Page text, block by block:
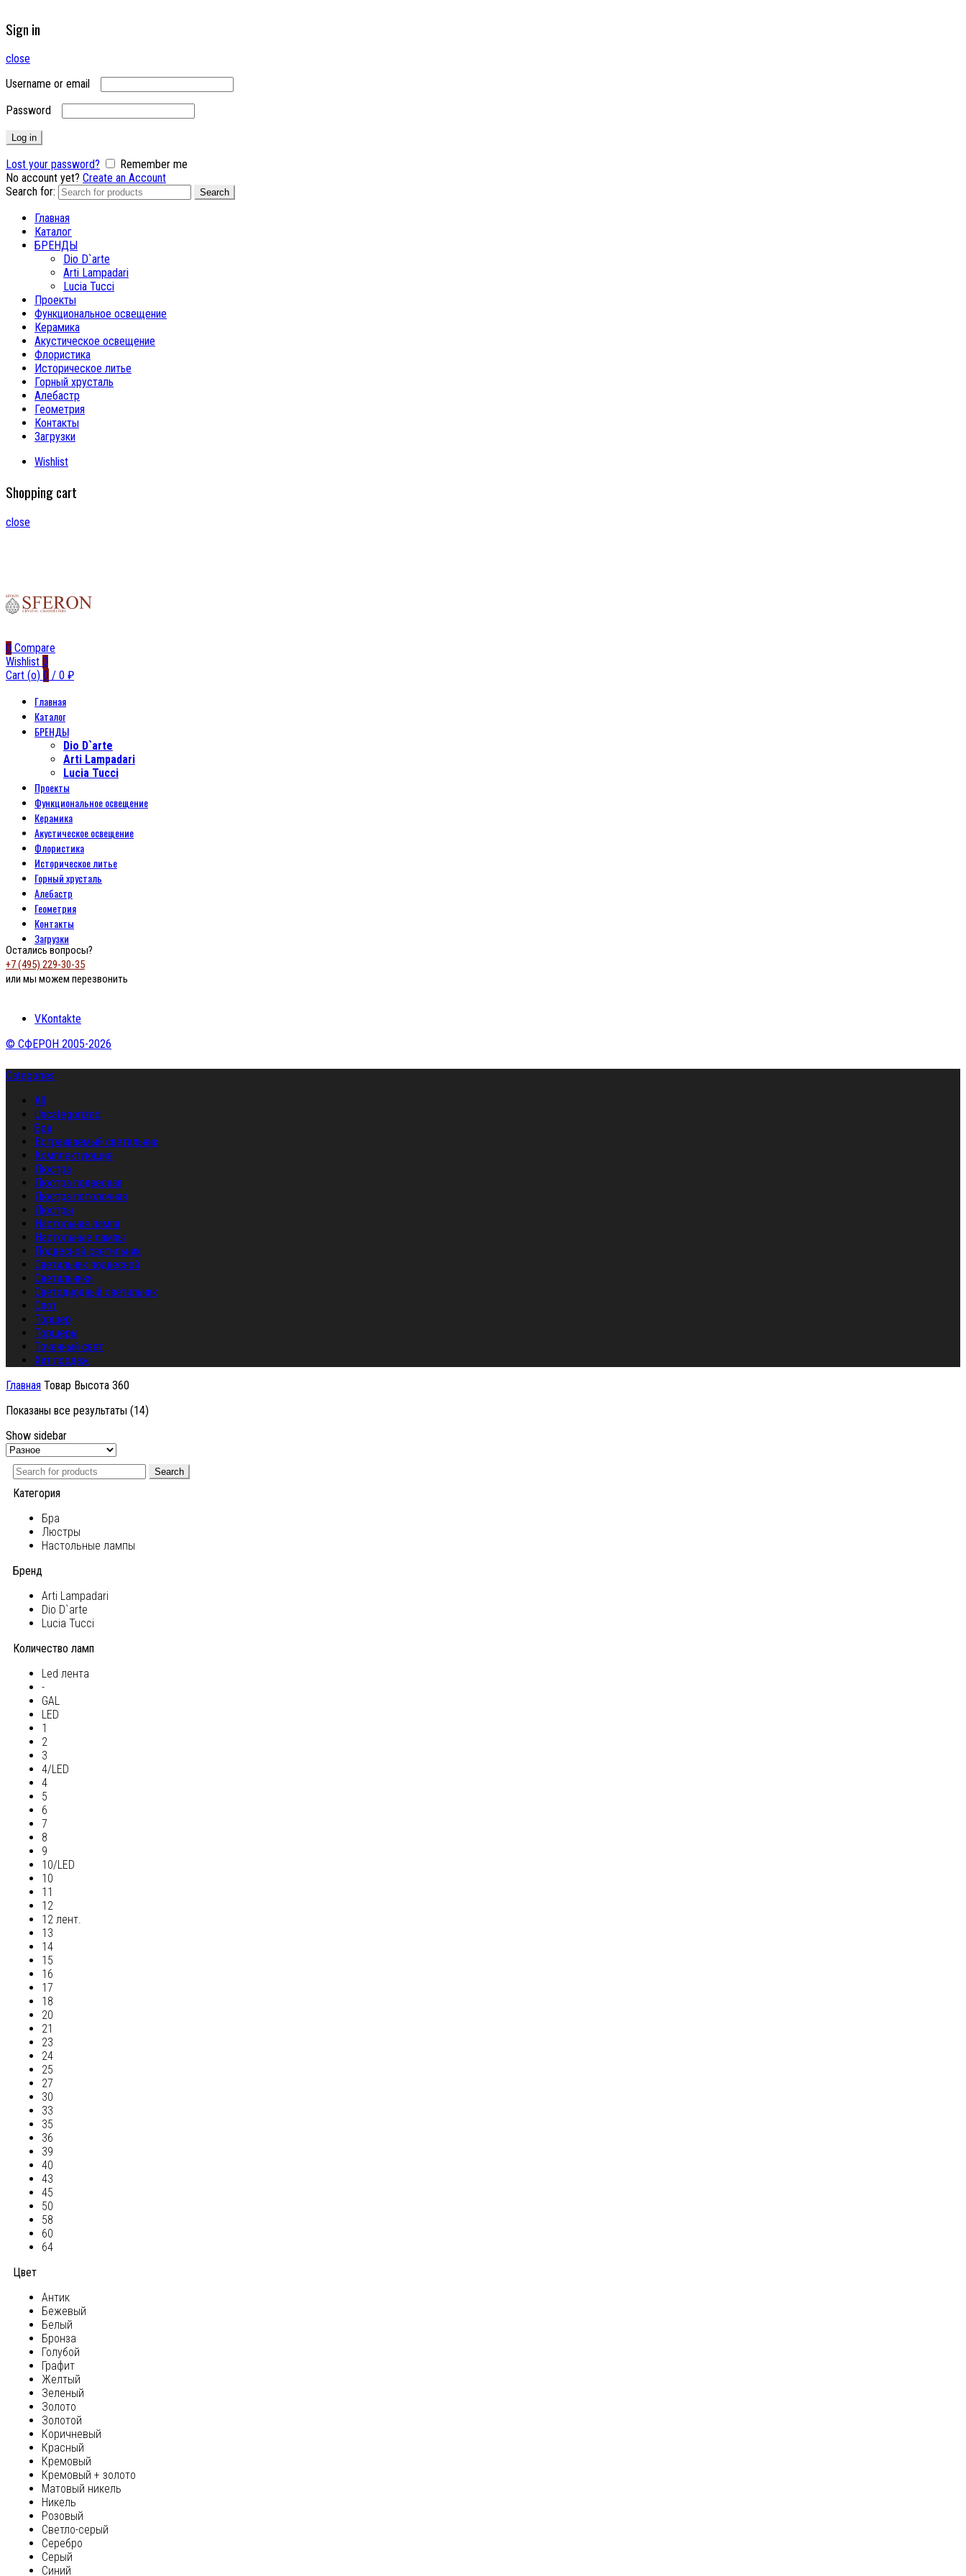
Sign in
close
Username or email
Password
Log in
Lost your password?
Remember me
No account yet? Create an Account
Search for:
Search
Главная
Каталог
БРЕНДЫ
Dio D`arte
Arti Lampadari
Lucia Tucci
Проекты
Функциональное освещение
Керамика
Акустическое освещение
Флористика
Историческое литье
Горный хрусталь
Алебастр
Геометрия
Контакты
Загрузки
Wishlist
Shopping cart
close
0 Compare
Wishlist 0
Cart (o) 0 / 0 ₽
Главная
Каталог
БРЕНДЫ
Dio D`arte
Arti Lampadari
Lucia Tucci
Проекты
Функциональное освещение
Керамика
Акустическое освещение
Флористика
Историческое литье
Горный хрусталь
Алебастр
Геометрия
Контакты
Загрузки
Остались вопросы?
+7 (495) 229-30-35
или мы можем перезвонить
VKontakte
© СФЕРОН 2005-2026
Categories
All
Uncategorized
Бра
Встраиваемый светильник
Комплектующие
Люстра
Люстра подвесная
Люстра потолочная
Люстры
Настольная лампа
Настольные лампы
Подвесной светильник
Светильник подвесной
Светильники
Светодиодный светильник
Спот
Торшер
Торшеры
Точечный свет
Хит продаж
Главная Товар Высота 360
Показаны все результаты (14)
Show sidebar
Search
Категория
Бра
Люстры
Настольные лампы
Бренд
Arti Lampadari
Dio D`arte
Lucia Tucci
Количество ламп
Led лента
-
GAL
LED
1
2
3
4/LED
4
5
6
7
8
9
10/LED
10
11
12
12 лент.
13
14
15
16
17
18
20
21
23
24
25
27
30
33
35
36
39
40
43
45
50
58
60
64
Цвет
Антик
Бежевый
Белый
Бронза
Голубой
Графит
Желтый
Зеленый
Золото
Золотой
Коричневый
Красный
Кремовый
Кремовый + золото
Матовый никель
Никель
Розовый
Светло-серый
Серебро
Серый
Синий